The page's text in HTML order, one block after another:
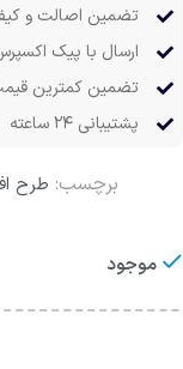
تضمین اصالت و
ارسال با پیک
تضمین کمترین
پشتیبانی ۲۴ ساعته
برچسب: طرح
موجود